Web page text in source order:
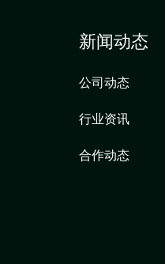
新闻动态
公司动态
行业资讯
合作动态